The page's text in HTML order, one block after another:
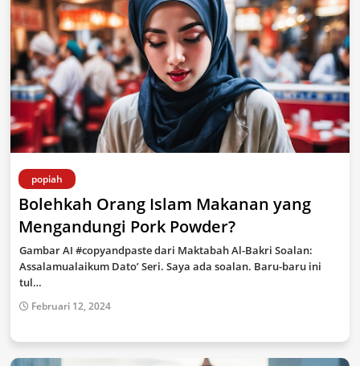
popiah
Bolehkah Orang Islam Makanan yang
Mengandungi Pork Powder?
Gambar AI #copyandpaste dari Maktabah Al-Bakri Soalan:
Assalamualaikum Dato’ Seri. Saya ada soalan. Baru-baru ini
tul…
Februari 12, 2024